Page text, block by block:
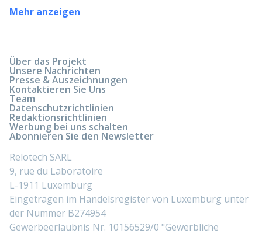
Mehr anzeigen
Über das Projekt
Unsere Nachrichten
Presse & Auszeichnungen
Kontaktieren Sie Uns
Team
Datenschutzrichtlinien
Redaktionsrichtlinien
Werbung bei uns schalten
Abonnieren Sie den Newsletter
Relotech SARL
9, rue du Laboratoire
L-1911 Luxemburg
Eingetragen im Handelsregister von Luxemburg unter
der Nummer B274954
Gewerbeerlaubnis Nr. 10156529/0 "Gewerbliche